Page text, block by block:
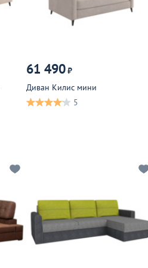
61 490₽
Диван Килис мини
5